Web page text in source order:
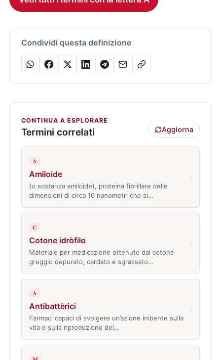
Condividi questa definizione
CONTINUA A ESPLORARE
Termini correlati Aggiorna
A
Amiloide
(o sostanza amiloide), proteina fibrillare delle
dimensioni di circa 10 nanometri che si…
C
Cotone idròfilo
Materiale per medicazione ottenuto dal cotone
greggio depurato, cardato e sgrassato…
A
Antibattèrici
Farmaci capaci di svolgere un’azione inibente sulla
vita o sulla riproduzione dei…